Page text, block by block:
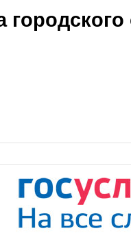
городского